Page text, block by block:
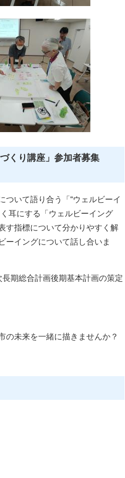
くり講座」参加者募集
いて語り合う「“ウェルビーイ
耳にする「ウェルビーイング
す指標について分かりやすく解
ーイングについて話し合いま
期総合計画後期基本計画の策定
未来を一緒に描きませんか？